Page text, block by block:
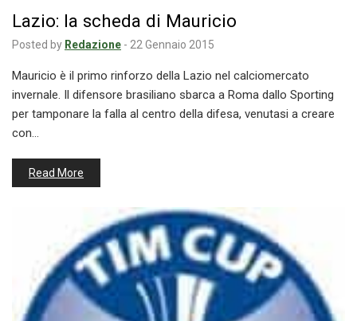
Lazio: la scheda di Mauricio
Posted by Redazione - 22 Gennaio 2015
Mauricio è il primo rinforzo della Lazio nel calciomercato
invernale. Il difensore brasiliano sbarca a Roma dallo Sporting
per tamponare la falla al centro della difesa, venutasi a creare
con…
Read More